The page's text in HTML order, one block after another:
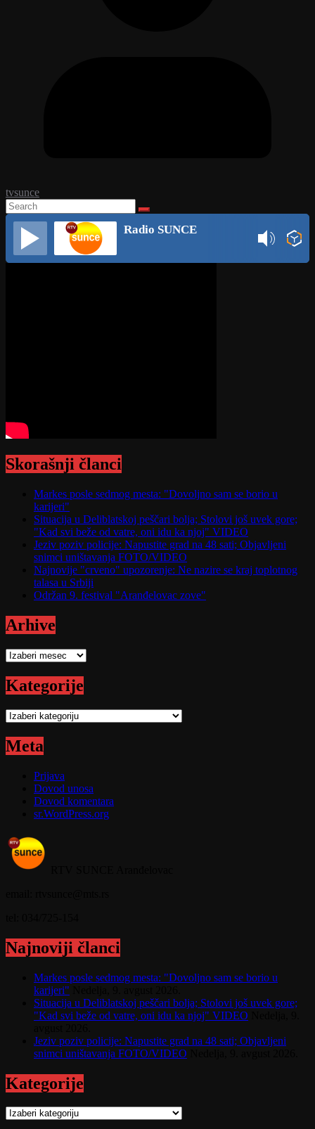
tvsunce
Radio SUNCE
Skorašnji članci
Markes posle sedmog mesta: "Dovoljno sam se borio u
karijeri"
Situacija u Deliblatskoj peščari bolja; Stolovi još uvek gore;
"Kad svi beže od vatre, oni idu ka njoj" VIDEO
Jeziv poziv policije: Napustite grad na 48 sati; Objavljeni
snimci uništavanja FOTO/VIDEO
Najnovije "crveno" upozorenje: Ne nazire se kraj toplotnog
talasa u Srbiji
Održan 9. festival "Aranđelovac zove"
Arhive
Arhive
Kategorije
Kategorije
Meta
Prijava
Dovod unosa
Dovod komentara
sr.WordPress.org
Najnoviji članci
Markes posle sedmog mesta: "Dovoljno sam se borio u
karijeri"
Situacija u Deliblatskoj peščari bolja; Stolovi još uvek gore;
"Kad svi beže od vatre, oni idu ka njoj" VIDEO
Jeziv poziv policije: Napustite grad na 48 sati; Objavljeni
snimci uništavanja FOTO/VIDEO
Kategorije
Kategorije